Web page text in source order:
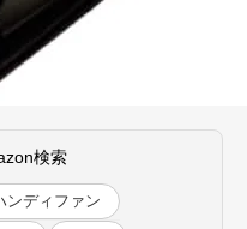
検索
ンディファン